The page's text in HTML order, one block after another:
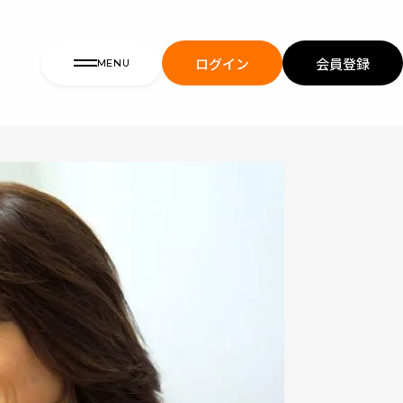
MENU ログイン 会員登録